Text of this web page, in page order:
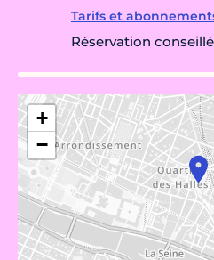
Tarifs et
Réservation
+
−